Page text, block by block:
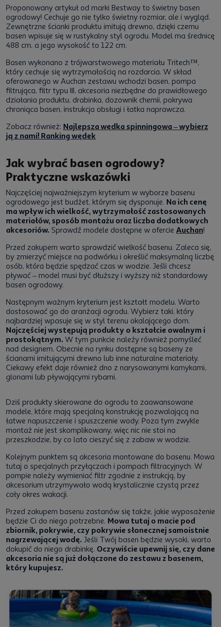
Proponowany artykuł od marki Bestway to świetny basen
ogrodowy! Cechuje go nie tylko świetny rozmiar, ale i wygląd.
Zewnętrzne ścianki produktu imitują drewno, dzięki czemu
basen wpisuje się w rustykalny styl ogrodu. Model ma średnicę
488 cm, a jego wysokość to 122 cm.
Basen wykonano z trójwarstwowego materiału Tritech™,
który cechuje się wytrzymałością na rozdarcia. W skład
oferowanego w Auchan zestawu wchodzi basen, pompa
filtrująca, filtr typu III, akcesoria niezbędne do prawidłowego
działania produktu, drabinka, dozownik chemii, pokrywa
chroniąca basen, instrukcja obsługi i łatka naprawcza.
Zobacz również: Najlepsza wędka spinningowa – wybierz
ją z nami! Ranking wędek
Jak wybrać basen ogrodowy?
Praktyczne wskazówki
Najczęściej najważniejszym kryterium w wyborze basenu
ogrodowego jest budżet, którym się dysponuje. Na ich cenę
ma wpływ ich wielkość, wytrzymałość zastosowanych
materiałów, sposób montażu oraz liczba dodatkowych
akcesoriów. Sprawdź modele dostępne w ofercie Auchan!
Przed zakupem warto sprawdzić wielkość basenu. Zaleca się,
by zmierzyć miejsce na podwórku i określić maksymalną liczbę
osób, która będzie spędzać czas w wodzie. Jeśli chcesz
pływać – model musi być dłuższy i wyższy niż standardowy
basen ogrodowy.
Następnym ważnym kryterium jest kształt modelu. Warto
dostosować go do aranżacji ogrodu. Wybierz taki, który
najbardziej wpasuje się w styl terenu okalającego dom.
Najczęściej występują produkty o kształcie owalnym i
prostokątnym. W tym punkcie należy również pomyśleć
nad designem. Obecnie na rynku dostępne są baseny ze
ścianami imitującymi drewno lub inne naturalne materiały.
Ciekawy efekt daje również dno z narysowanymi kamykami,
glonami lub pływającymi rybami.
Dziś produkty skierowane do ogrodu to zaawansowane
modele, które mają specjalną konstrukcję pozwalającą na
łatwe napuszczenie i spuszczenie wody. Poza tym zwykle
montaż nie jest skomplikowany, więc nic nie stoi na
przeszkodzie, by co lato cieszyć się z zabaw w wodzie.
Kolejnym punktem są akcesoria montowane do basenu. Mowa
tutaj o specjalnych przyłączach i pompach filtracyjnych. W
pompie należy wymieniać filtr zgodnie z instrukcją, by
akcesorium utrzymywało wodą krystalicznie czystą przez
cały okres wakacji.
Przed zakupem basenu zastanów się także, jakie wyposażenie
będzie Ci do niego potrzebne. Mowa tutaj o macie pod
zbiornik, pokrywie, czy pokrywie słonecznej samoistnie
nagrzewającej wodę. Jeśli Twój basen będzie wysoki, warto
dokupić do niego drabinkę. Oczywiście upewnij się, czy dane
akcesoria nie są już dołączone do zestawu z basenem,
który kupujesz.